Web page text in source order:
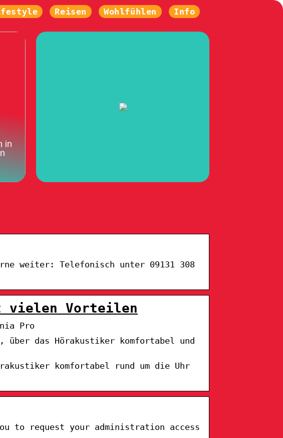
Reisen Wohlfühlen Info
in
weiter: Telefonisch unter 09131 308
vielen Vorteilen
Pro
das Hörakustiker komfortabel und
komfortabel rund um die Uhr
to request your administration access